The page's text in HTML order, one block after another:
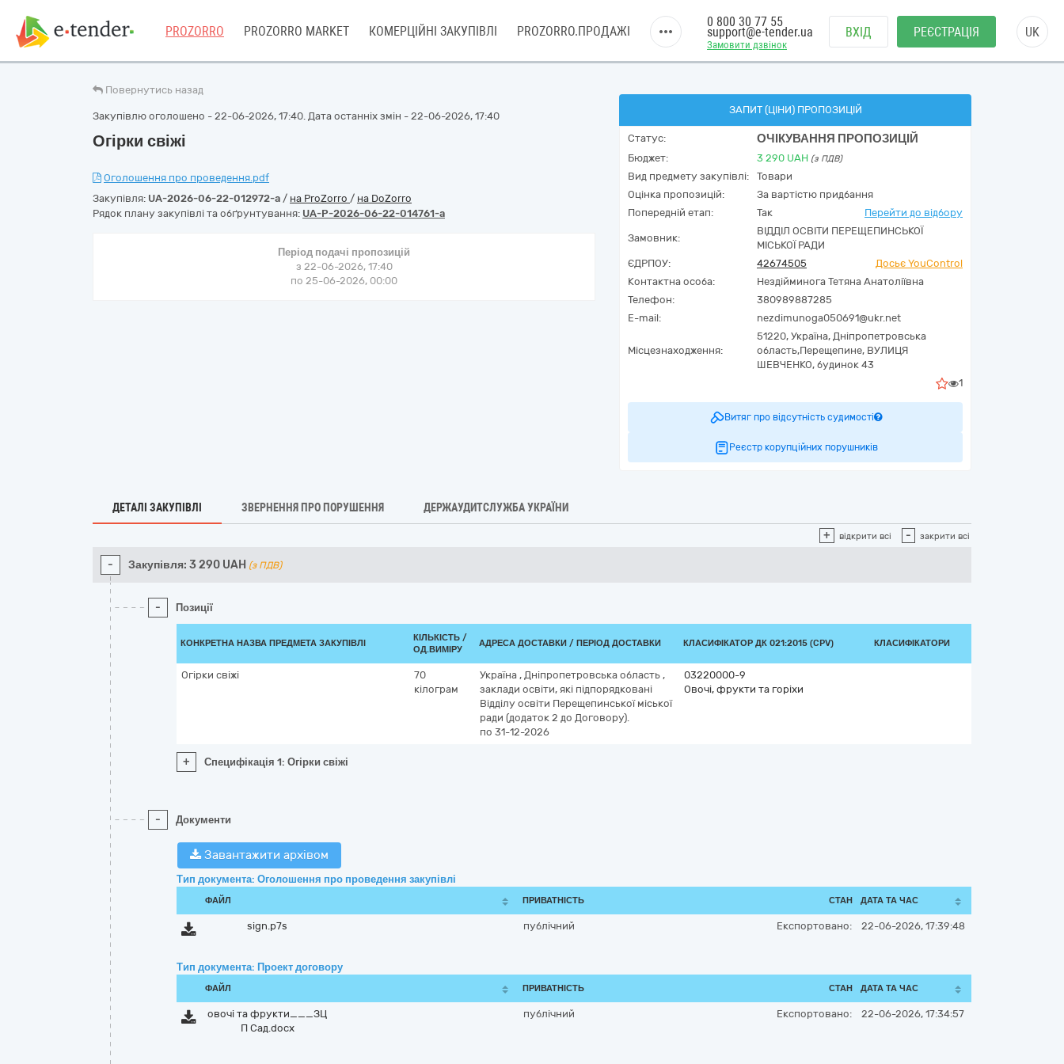
PROZORRO PROZORRO MARKET КОМЕРЦІЙНІ ЗАКУПІВЛІ PROZORRO.ПРОДАЖІ
Замовити дзвінок
0 800 30 77 55
support@e-tender.ua ВХІД РЕЄСТРАЦІЯ UK
Повернутись назад
Закупівлю оголошено - 22-06-2026, 17:40. Дата останніх змін - 22-06-2026, 17:40
Огірки свіжі
Оголошення про проведення.pdf
Закупівля: UA-2026-06-22-012972-a / на ProZorro / на DoZorro
Рядок плану закупівлі та обґрунтування: UA-P-2026-06-22-014761-a
Період подачі пропозицій
з 22-06-2026, 17:40
по 25-06-2026, 00:00
ЗАПИТ (ЦІНИ) ПРОПОЗИЦІЙ
Статус: ОЧІКУВАННЯ ПРОПОЗИЦІЙ
Бюджет: 3 290 UAH (з ПДВ)
Вид предмету закупівлі:
Товари
Оцінка пропозицій:
За вартістю придбання
Попередній етап:
Так Перейти до відбору
Замовник:
ВІДДІЛ ОСВІТИ ПЕРЕЩЕПИНСЬКОЇ
МІСЬКОЇ РАДИ
ЄДРПОУ:
42674505
Досьє YouControl
Контактна особа:
Нездійминога Тетяна Анатоліївна
Телефон:
380989887285
E-mail:
nezdimunoga050691@ukr.net
Місцезнаходження:
51220, Україна, Дніпропетровська
область,Перещепине, ВУЛИЦЯ
ШЕВЧЕНКО, будинок 43
1
Витяг про відсутність судимості
Реєстр корупційних порушників
ДЕТАЛІ ЗАКУПІВЛІ ЗВЕРНЕННЯ ПРО ПОРУШЕННЯ ДЕРЖАУДИТСЛУЖБА УКРАЇНИ
+ відкрити всі - закрити всі
- Закупівля: 3 290 UAH (з ПДВ)
- Позиції
КОНКРЕТНА НАЗВА ПРЕДМЕТА ЗАКУПІВЛІ
КІЛЬКІСТЬ /
ОД.ВИМІРУ
АДРЕСА ДОСТАВКИ / ПЕРІОД ДОСТАВКИ КЛАСИФІКАТОР ДК 021:2015 (CPV) КЛАСИФІКАТОРИ
Огірки свіжі
70
кілограм
Україна , Дніпропетровська область ,
заклади освіти, які підпорядковані
Відділу освіти Перещепинської міської
ради (додаток 2 до Договору).
по 31-12-2026
03220000-9
Овочі, фрукти та горіхи
+ Специфікація 1: Огірки свіжі
- Документи
Завантажити архівом
Тип документа: Оголошення про проведення закупівлі
ФАЙЛ ПРИВАТНІСТЬ СТАН ДАТА ТА ЧАС
sign.p7s публічний Експортовано: 22-06-2026, 17:39:48
Тип документа: Проект договору
ФАЙЛ ПРИВАТНІСТЬ СТАН ДАТА ТА ЧАС
овочі та фрукти___ЗЦ
П Сад.docx
публічний Експортовано: 22-06-2026, 17:34:57